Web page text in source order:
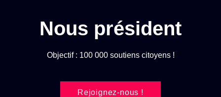
Nous président
Objectif : 100 000 soutiens citoyens !
Rejoignez-nous !